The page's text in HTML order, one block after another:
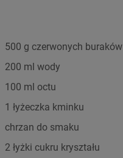
500 g czerwonych buraków
200 ml wody
100 ml octu
1 łyżeczka kminku
chrzan do smaku
2 łyżki cukru kryształu